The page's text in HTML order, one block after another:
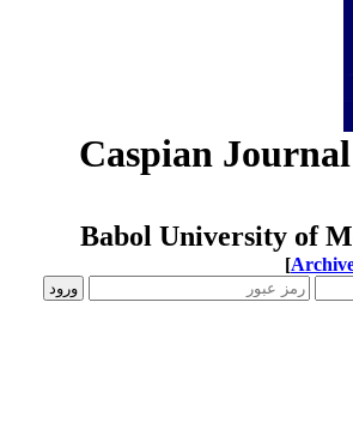
Caspian
Babol University of
[